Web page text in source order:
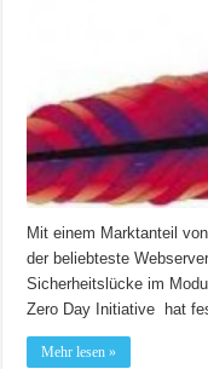
Mit einem Marktanteil
der beliebteste
Sicherheitslücke im
Zero Day Initiative hat
Mehr lesen »